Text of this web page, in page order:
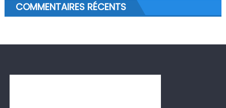
COMMENTAIRES RÉCENTS